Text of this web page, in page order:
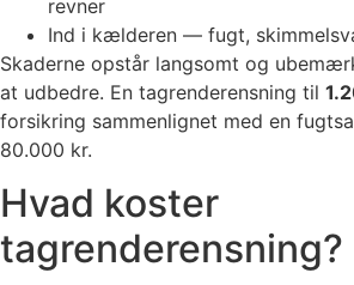
revner
Ind i kælderen — fugt,
Skaderne opstår langsomt og
at udbedre. En tagrenderensning til
forsikring sammenlignet med en
80.000 kr.
Hvad koster
tagrenderensning?